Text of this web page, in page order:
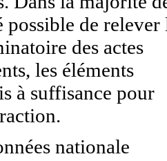
possible de relever
des actes
les éléments
à suffisance pour
nationale